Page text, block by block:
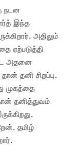
நடன
இந்த
அதிலும்
ஏற்படுத்தி
அதனை
தனி சிறப்பு.
முகத்தை
தனித்துவம்
தமிழ்